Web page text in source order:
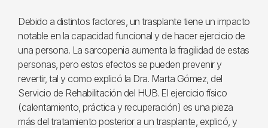
Debido a distintos factores, un trasplante tiene un impacto
notable en la capacidad funcional y de hacer ejercicio de
una persona. La sarcopenia aumenta la fragilidad de estas
personas, pero estos efectos se pueden prevenir y
revertir, tal y como explicó la Dra. Marta Gómez, del
Servicio de Rehabilitación del HUB. El ejercicio físico
(calentamiento, práctica y recuperación) es una pieza
más del tratamiento posterior a un trasplante, explicó, y